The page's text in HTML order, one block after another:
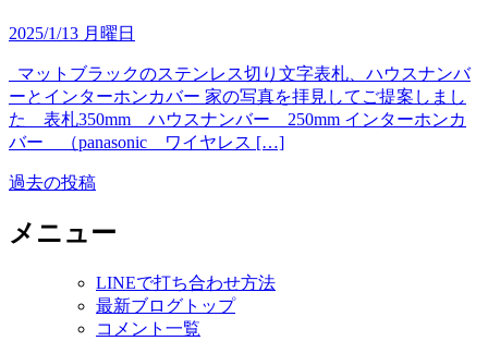
2025/1/13 月曜日
マットブラックのステンレス切り文字表札、ハウスナンバ
ーとインターホンカバー 家の写真を拝見してご提案しまし
た 表札350mm ハウスナンバー 250mm インターホンカ
バー （panasonic ワイヤレス […]
投
稿
過去の投稿
メニュー
LINEで打ち合わせ方法
最新ブログトップ
コメント一覧